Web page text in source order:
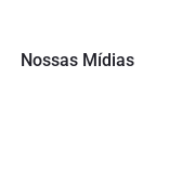
Nossas Mídias